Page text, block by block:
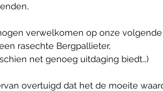
verwelkomen op onze
rasechte Bergpallieter,
net genoeg uitdaging biedt…)
overtuigd dat het de moeite